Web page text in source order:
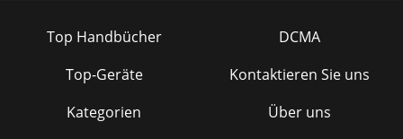
Top Handbücher
Top-Geräte
Kategorien
DCMA
Kontaktieren Sie uns
Über uns